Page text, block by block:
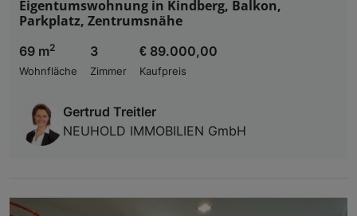
Eigentumswohnung in Kindberg, Balkon,
Parkplatz, Zentrumsnähe
69 m2
Wohnfläche
3
Zimmer
€ 89.000,00
Kaufpreis
Gertrud Treitler
NEUHOLD IMMOBILIEN GmbH